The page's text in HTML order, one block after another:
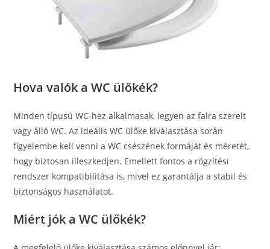
Hova valók a WC ülőkék?
Minden típusú WC-hez alkalmasak, legyen az falra szerelt
vagy álló WC. Az ideális WC ülőke kiválasztása során
figyelembe kell venni a WC csészének formáját és méretét,
hogy biztosan illeszkedjen. Emellett fontos a rögzítési
rendszer kompatibilitása is, mivel ez garantálja a stabil és
biztonságos használatot.
Miért jók a WC ülőkék?